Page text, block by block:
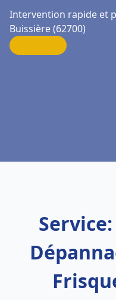
Intervention rapide et
Buissière (62700)